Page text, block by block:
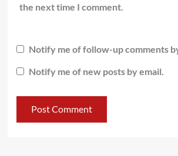
the next time I comment.
Notify me of follow-up comments
Notify me of new posts by email.